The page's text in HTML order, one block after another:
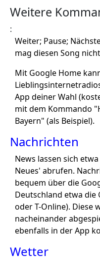
Weitere
:
Weiter; Pause;
mag diesen Song
Mit Google Home
App deiner Wahl
mit dem Kommando
Bayern" (als Beispiel).
Nachrichten
News lassen sich
Neues' abrufen.
bequem über die
Deutschland etwa die
oder T-Online). Diese
nacheinander
ebenfalls in der App
Wetter